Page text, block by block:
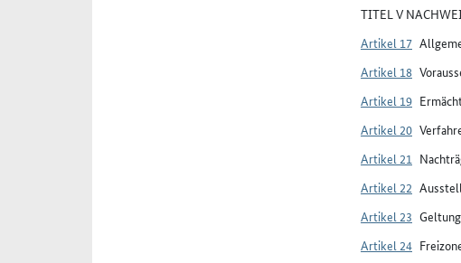
TITEL V
Artikel 17
Artikel 18
Artikel 19
Artikel 20
Artikel 21
Artikel 22
Artikel 23
Artikel 24